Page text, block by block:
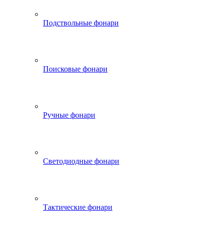
Подствольные фонари
Поисковые фонари
Ручные фонари
Светодиодные фонари
Тактические фонари